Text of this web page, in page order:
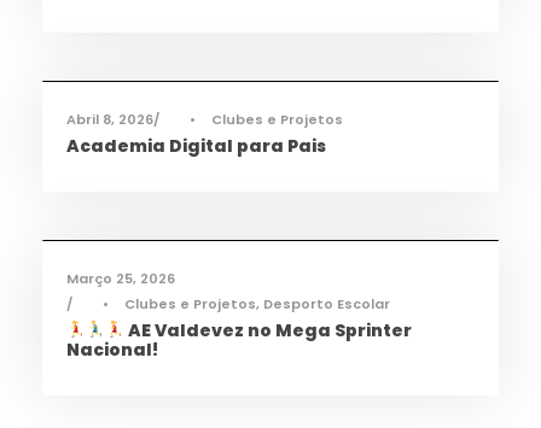
Abril 8, 2026 • Clubes e Projetos
Academia Digital para Pais
Março 25, 2026
•
Clubes e Projetos, Desporto Escolar
AE Valdevez no Mega Sprinter
Nacional!